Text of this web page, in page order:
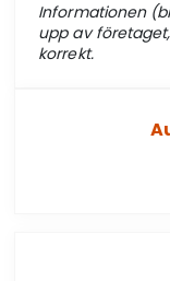
Informationen
upp av
korrekt.